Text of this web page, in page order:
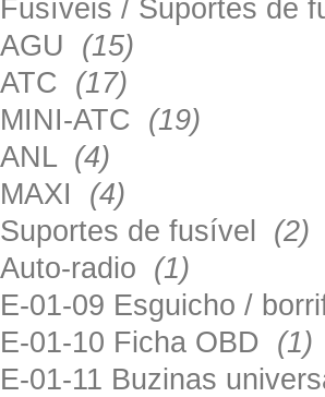
Fusíveis / Suportes de
AGU (15)
ATC (17)
MINI-ATC (19)
ANL (4)
MAXI (4)
Suportes de fusível (2)
Auto-radio (1)
E-01-09 Esguicho /
E-01-10 Ficha OBD (1)
E-01-11 Buzinas